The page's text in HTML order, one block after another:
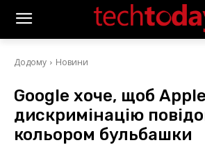
Додому Новини
Google хоче, щоб
дискримінацію
кольором бульбашки